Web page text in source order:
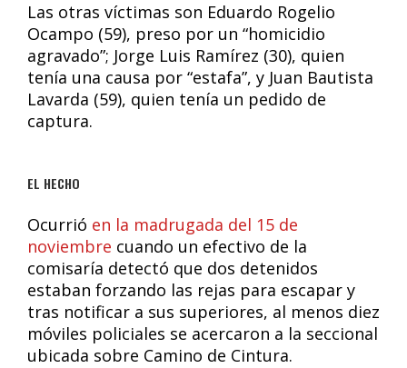
Las otras víctimas son Eduardo Rogelio
Ocampo (59), preso por un “homicidio
agravado”; Jorge Luis Ramírez (30), quien
tenía una causa por “estafa”, y Juan Bautista
Lavarda (59), quien tenía un pedido de
captura.
EL HECHO
Ocurrió en la madrugada del 15 de
noviembre cuando un efectivo de la
comisaría detectó que dos detenidos
estaban forzando las rejas para escapar y
tras notificar a sus superiores, al menos diez
móviles policiales se acercaron a la seccional
ubicada sobre Camino de Cintura.